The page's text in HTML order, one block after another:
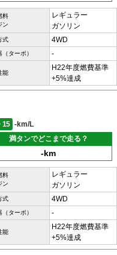
料
ン
レギュラー
ガソリン
式 4WD
（ターボ） -
能
H22年度燃費基準
+5%達成
15
-km/L
満タンでどこまで走る？
-km
料
ン
レギュラー
ガソリン
式 4WD
（ターボ） -
能
H22年度燃費基準
+5%達成